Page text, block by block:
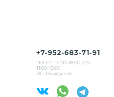
+7-952-683-71-91
ПН-ПТ: 12.00-18.00, СБ:
11:00-15:00
ВС: Выходной